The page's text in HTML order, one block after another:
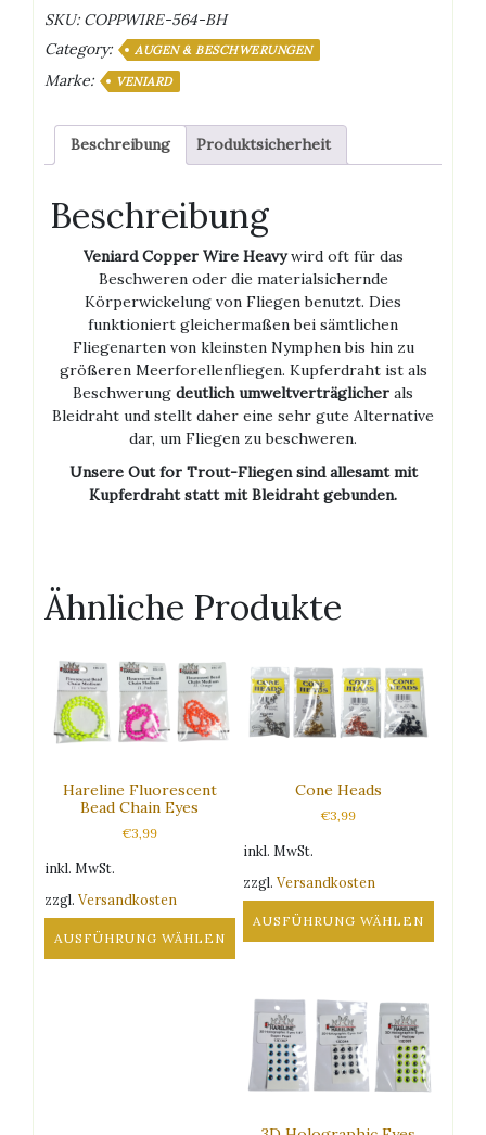
0,4mm
Menge
SKU: COPPWIRE-564-BH
Category:
AUGEN & BESCHWERUNGEN
Marke: VENIARD
Beschreibung Produktsicherheit
Beschreibung
Veniard Copper Wire Heavywird oft für das
Beschweren oder die materialsichernde
Körperwickelung von Fliegen benutzt. Dies
funktioniert gleichermaßen bei sämtlichen
Fliegenarten von kleinsten Nymphen bis hin zu
größeren Meerforellenfliegen. Kupferdraht ist als
Beschwerung deutlich umweltverträglicher als
Bleidraht und stellt daher eine sehr gute Alternative
dar, um Fliegen zu beschweren.
Unsere Out for Trout-Fliegen sind allesamt mit
Kupferdraht statt mit Bleidraht gebunden.
Ähnliche Produkte
Hareline Fluorescent
Bead Chain Eyes
€3,99
inkl. MwSt.
zzgl. Versandkosten
AUSFÜHRUNG WÄHLEN
Cone Heads
€3,99
inkl. MwSt.
zzgl.Versandkosten
AUSFÜHRUNG WÄHLEN
weist
mehrere
Varianten
auf.
Die